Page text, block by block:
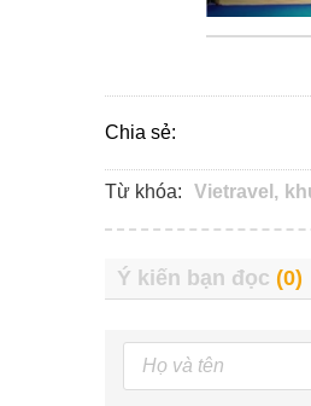
Chia sẻ:
Từ khóa: Vietravel,